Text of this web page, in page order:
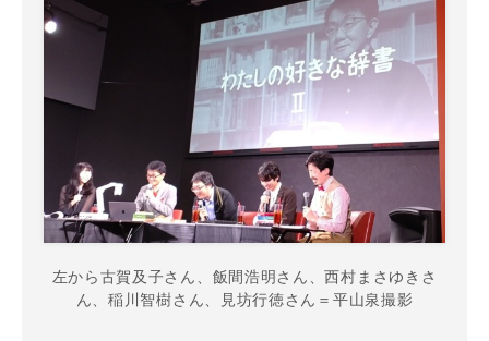
左から古賀及子さん、飯間浩明さん、西村まさゆきさ
ん、稲川智樹さん、見坊行徳さん＝平山泉撮影